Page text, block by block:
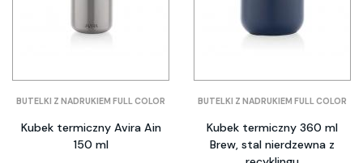
BUTELKI Z NADRUKIEM FULL COLOR
Kubek termiczny Avira Ain
150 ml
BUTELKI Z NADRUKIEM FULL COLOR
Kubek termiczny 360 ml
Brew, stal nierdzewna z